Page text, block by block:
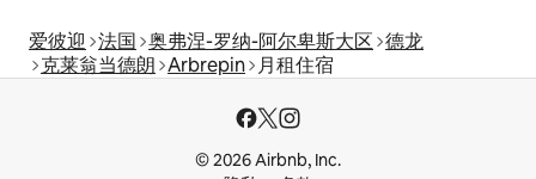
爱彼迎 法国 奥弗涅-罗纳-阿尔卑斯大区 德龙
克莱翁当德朗 Arbrepin 月租住宿
© 2026 Airbnb, Inc.